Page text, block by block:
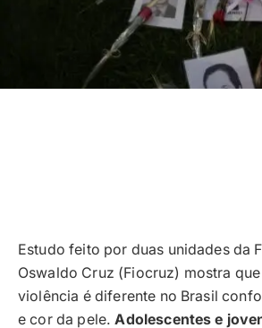
Estudo feito por duas unidades da
Oswaldo Cruz (Fiocruz) mostra
violência é diferente no Brasil
e cor da pele.Adolescentes e